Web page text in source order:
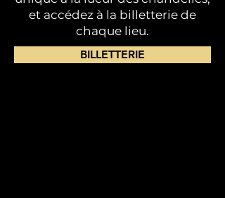
et accédez à la billetterie de
chaque lieu.
BILLETTERIE